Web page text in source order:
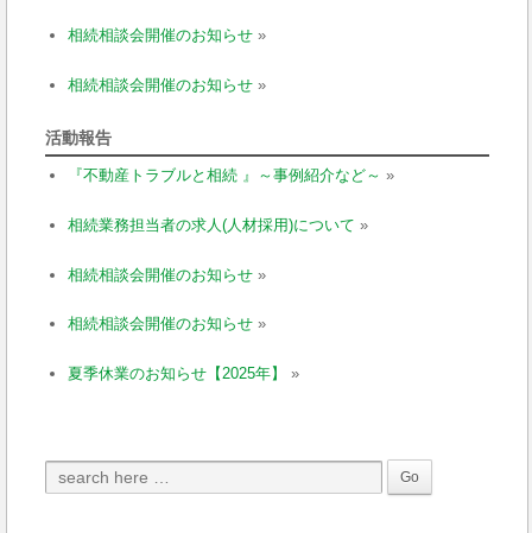
相続相談会開催のお知らせ »
相続相談会開催のお知らせ »
活動報告
『不動産トラブルと相続 』～事例紹介など～ »
相続業務担当者の求人(人材採用)について »
相続相談会開催のお知らせ »
相続相談会開催のお知らせ »
夏季休業のお知らせ【2025年】 »